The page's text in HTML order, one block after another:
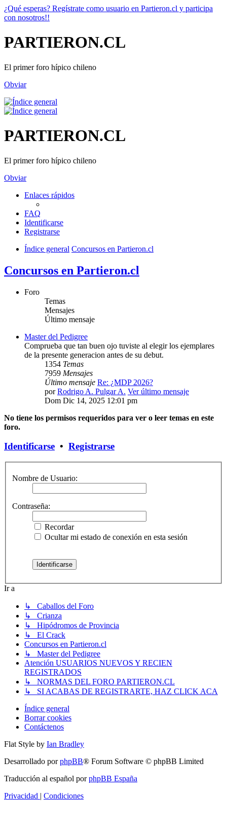
¿Qué esperas? Regístrate como usuario en Partieron.cl y participa
con nosotros!!
PARTIERON.CL
El primer foro hípico chileno
Obviar
PARTIERON.CL
El primer foro hípico chileno
Obviar
Enlaces rápidos
FAQ
Identificarse
Registrarse
Índice general Concursos en Partieron.cl
Concursos en Partieron.cl
Foro
Temas
Mensajes
Último mensaje
Master del Pedigree
Comprueba que tan buen ojo tuviste al elegir los ejemplares
de la presente generacion antes de su debut.
1354 Temas
7959 Mensajes
Último mensaje Re: ¿MDP 2026?
porRodrigo A. Pulgar A. Ver último mensaje
Dom Dic 14, 2025 12:01 pm
No tiene los permisos requeridos para ver o leer temas en este
foro.
Identificarse • Registrarse
Nombre de Usuario:
Contraseña:
Recordar
Ocultar mi estado de conexión en esta sesión
Ir a
↳ Caballos del Foro
↳ Crianza
↳ Hipódromos de Provincia
↳ El Crack
Concursos en Partieron.cl
↳ Master del Pedigree
Atención USUARIOS NUEVOS Y RECIEN
REGISTRADOS
↳ NORMAS DEL FORO PARTIERON.CL
↳ SI ACABAS DE REGISTRARTE, HAZ CLICK ACA
Índice general
Borrar cookies
Contáctenos
Flat Style by Ian Bradley
Desarrollado porphpBB® Forum Software © phpBB Limited
Traducción al español porphpBB España
Privacidad | Condiciones